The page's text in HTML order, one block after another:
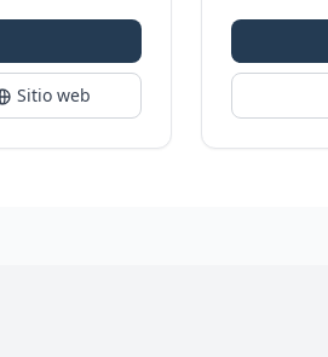
Sitio web